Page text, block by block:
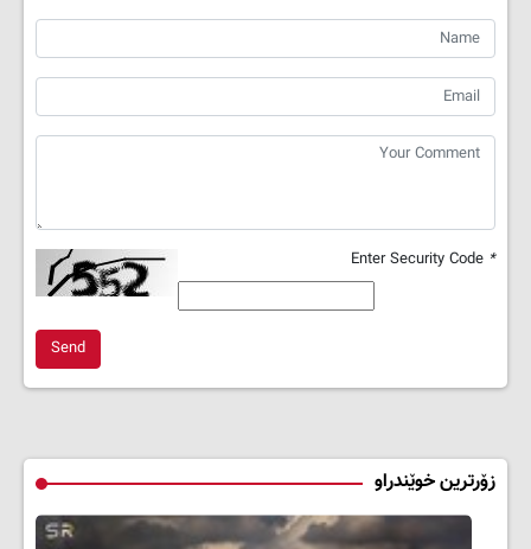
*
Send
زۆرترین خوێندراو